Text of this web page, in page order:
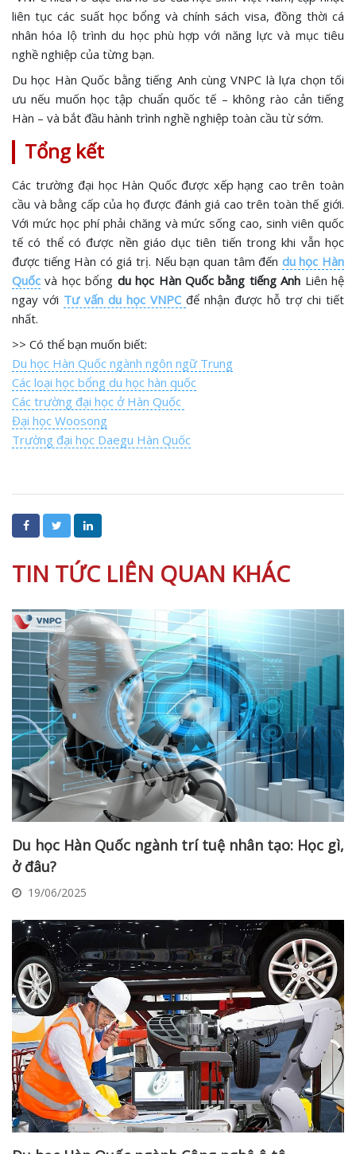
liên tục các suất học bổng và chính sách visa, đồng thời cá
nhân hóa lộ trình du học phù hợp với năng lực và mục tiêu
nghề nghiệp của từng bạn.
Du học Hàn Quốc bằng tiếng Anh cùng VNPC là lựa chọn tối
ưu nếu muốn học tập chuẩn quốc tế – không rào cản tiếng
Hàn – và bắt đầu hành trình nghề nghiệp toàn cầu từ sớm.
Tổng kết
Các trường đại học Hàn Quốc được xếp hạng cao trên toàn
cầu và bằng cấp của họ được đánh giá cao trên toàn thế giới.
Với mức học phí phải chăng và mức sống cao, sinh viên quốc
tế có thể có được nền giáo dục tiên tiến trong khi vẫn học
được tiếng Hàn có giá trị. Nếu bạn quan tâm đến du học Hàn
Quốc và học bổng du học Hàn Quốc bằng tiếng Anh Liên hệ
ngay với Tư vấn du học VNPC để nhận được hỗ trợ chi tiết
nhất.
>> Có thể bạn muốn biết:
Du học Hàn Quốc ngành ngôn ngữ Trung
Các loại học bổng du học hàn quốc
Các trường đại học ở Hàn Quốc
Đại học Woosong
Trường đại học Daegu Hàn Quốc
TIN TỨC LIÊN QUAN KHÁC
Du học Hàn Quốc ngành trí tuệ nhân tạo: Học gì,
ở đâu?
19/06/2025